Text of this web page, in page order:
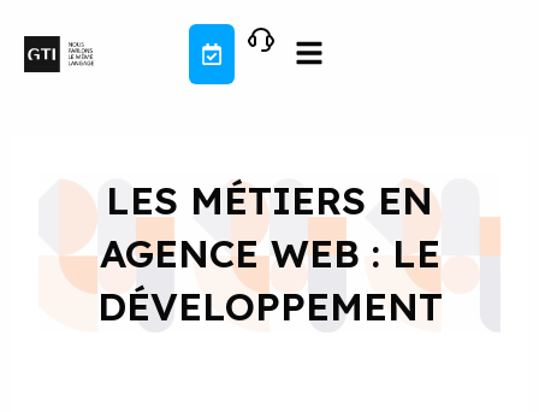
contenu
LES MÉTIERS EN
AGENCE WEB : LE
DÉVELOPPEMENT